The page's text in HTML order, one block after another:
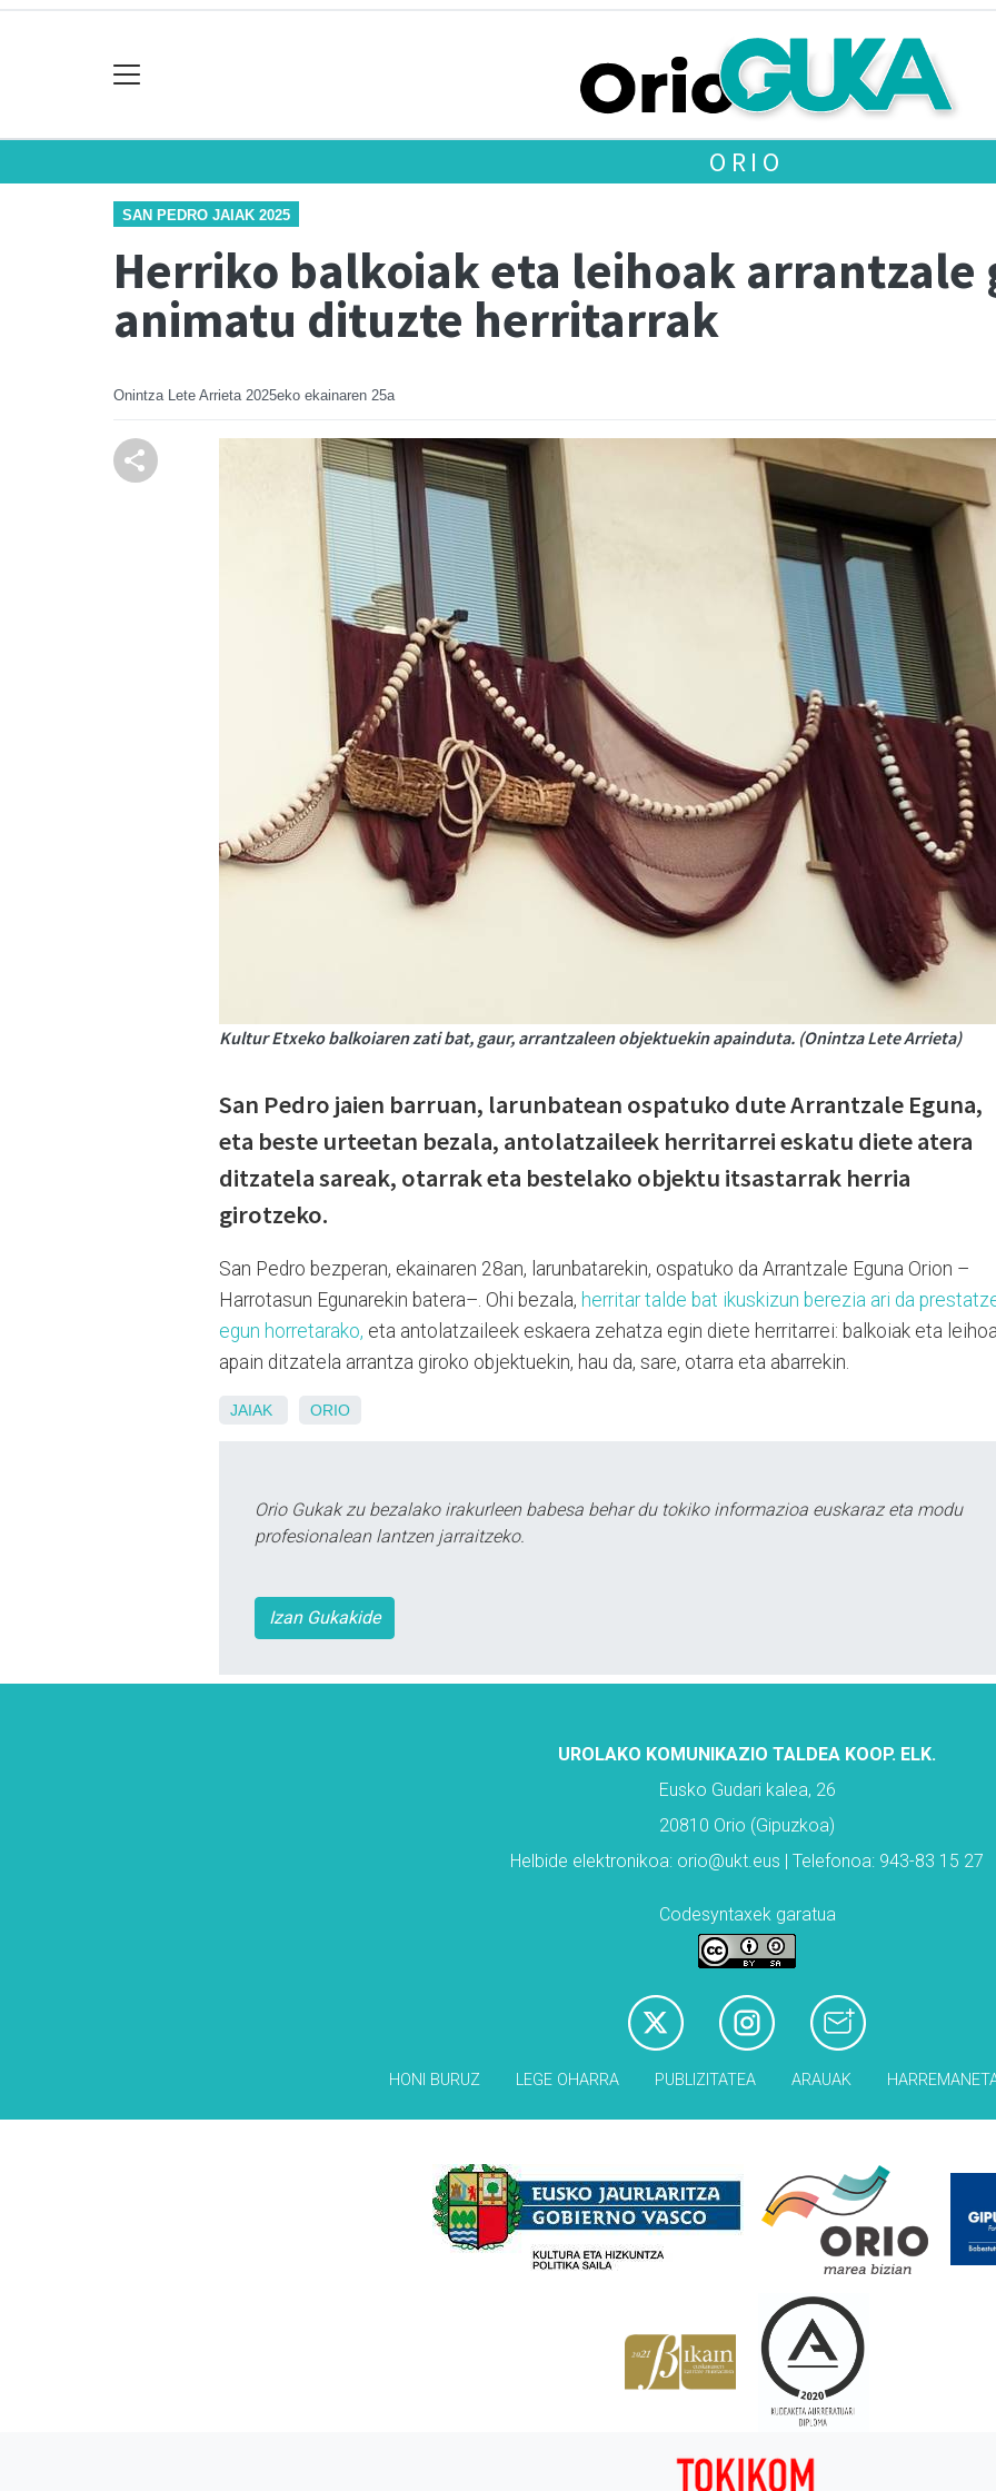
ORIO
SAN PEDRO JAIAK 2025
Herriko balkoiak eta leihoak arrantzale
animatu dituzte herritarrak
Onintza Lete Arrieta 2025eko ekainaren 25a
Kultur Etxeko balkoiaren zati bat, gaur, arrantzaleen objektuekin apainduta. (Onintza Lete Arrieta)
San Pedro jaien barruan, larunbatean ospatuko dute Arrantzale Eguna,
eta beste urteetan bezala, antolatzaileek herritarrei eskatu diete atera
ditzatela sareak, otarrak eta bestelako objektu itsastarrak herria
girotzeko.
San Pedro bezperan, ekainaren 28an, larunbatarekin, ospatuko da Arrantzale Eguna Orion –
Harrotasun Egunarekin batera–. Ohi bezala, herritar talde bat ikuskizun berezia ari da
egun horretarako, eta antolatzaileek eskaera zehatza egin diete herritarrei: balkoiak eta
apain ditzatela arrantza giroko objektuekin, hau da, sare, otarra eta abarrekin.
JAIAK ORIO
Orio Gukak zu bezalako irakurleen babesa behar du tokiko informazioa euskaraz eta modu
profesionalean lantzen jarraitzeko.
Izan Gukakide
UROLAKO KOMUNIKAZIO TALDEA KOOP. ELK.
Eusko Gudari kalea, 26
20810 Orio (Gipuzkoa)
Helbide elektronikoa: orio@ukt.eus | Telefonoa: 943-83 15 27
Codesyntaxek garatua
HONI BURUZ LEGE OHARRA PUBLIZITATEA ARAUAK